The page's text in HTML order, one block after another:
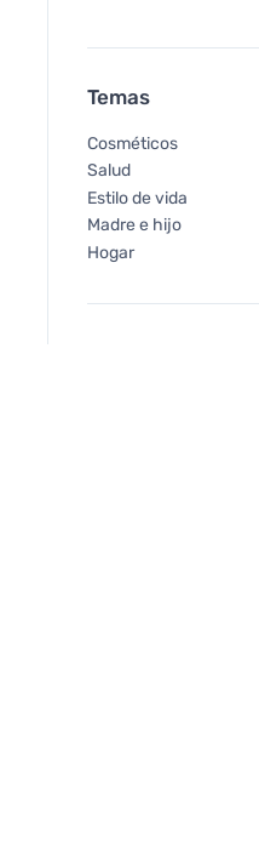
Temas
Cosméticos
Salud
Estilo de vida
Madre e hijo
Hogar